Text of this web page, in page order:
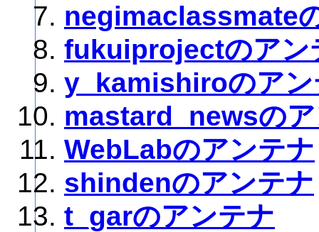
negimaclassmate
fukuiprojectのアン
y_kamishiroのアン
mastard_newsの
WebLabのアンテナ
shindenのアンテナ
t_garのアンテナ